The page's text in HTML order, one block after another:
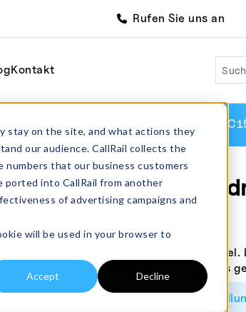
stay on the site, and what actions they
our audience. CallRail collects the
that our business customers
ported into CallRail from another
of advertising campaigns and
will be used in your browser to
Accept Decline
Rufen Sie uns an
Kontakt Suche
CC150ZTA
2500ml
£422.00 exkl. MwSt.
CC150ZTA Zylindrischer
gerade Seiten. Hergestellt aus
Verfügbar bei